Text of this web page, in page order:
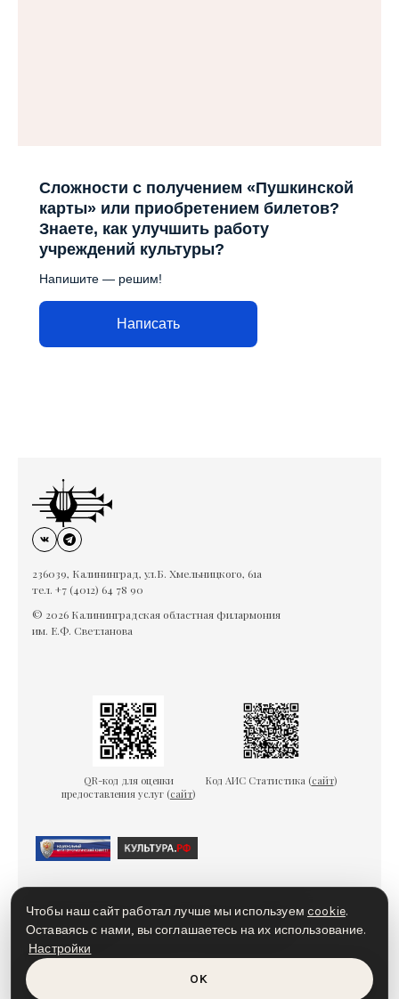
Сложности с получением «Пушкинской
карты» или приобретением билетов?
Знаете, как улучшить работу
учреждений культуры?
Напишите — решим!
Написать
236039, Калининград, ул.Б. Хмельницкого, 61а
тел. +7 (4012) 64 78 90
© 2026 Калининградская областная филармония
им. Е.Ф. Светланова
QR-код для оценки
предоставления услуг (сайт)
Код АИС Статистика (сайт)
Гарантии безопасности
Пользовательское соглашение
Политика конфиденциальности
Политика cookies
Доступная среда
Чтобы наш сайт работал лучше мы используемcookie.
Оставаясь с нами, вы соглашаетесь на их использование.
Настройки
OK